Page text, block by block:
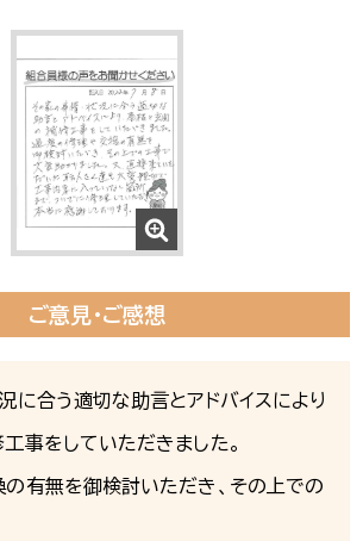
ご意見・ご感想
に合う適切な助言とアドバイスにより
事をしていただきました。
有無を御検討いただき、その上での